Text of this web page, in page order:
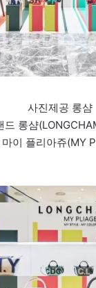
사진제공 롱샴
드 롱샴
이 플리아쥬(MY